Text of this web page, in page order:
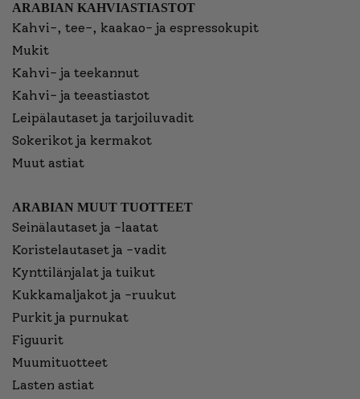
ARABIAN KAHVIASTIASTOT
Kahvi-, tee-, kaakao- ja espressokupit
Mukit
Kahvi- ja teekannut
Kahvi- ja teeastiastot
Leipälautaset ja tarjoiluvadit
Sokerikot ja kermakot
Muut astiat
ARABIAN MUUT TUOTTEET
Seinälautaset ja -laatat
Koristelautaset ja -vadit
Kynttilänjalat ja tuikut
Kukkamaljakot ja -ruukut
Purkit ja purnukat
Figuurit
Muumituotteet
Lasten astiat